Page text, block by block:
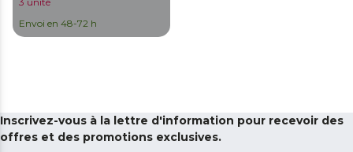
Envoi en 48-72 h
Inscrivez-vous à la lettre d'information pour recevoir des
offres et des promotions exclusives.